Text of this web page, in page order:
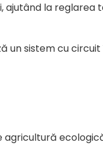
la reglarea
un sistem cu